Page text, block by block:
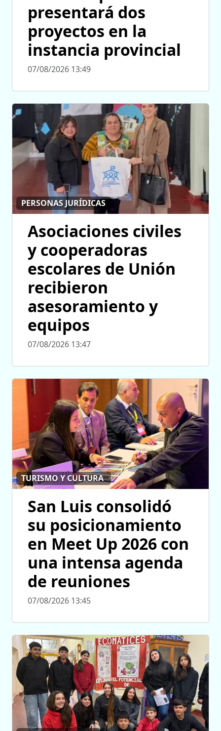
presentará dos
proyectos en la
instancia provincial
07/08/2026 13:49
PERSONAS JURÍDICAS
Asociaciones civiles
y cooperadoras
escolares de Unión
recibieron
asesoramiento y
equipos
07/08/2026 13:47
TURISMO Y CULTURA
San Luis consolidó
su posicionamiento
en Meet Up 2026 con
una intensa agenda
de reuniones
07/08/2026 13:45